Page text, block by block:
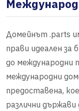
Домейнът .parts
прави идеален за
до международни
международни
предоставена,
различни